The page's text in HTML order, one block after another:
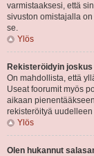
varmistaaksesi, että
sivuston omistajalla
se.
Ylös
Rekisteröidyin
On mahdollista, että
Useat foorumit myös
aikaan
rekisteröityä
Ylös
Olen hukannut